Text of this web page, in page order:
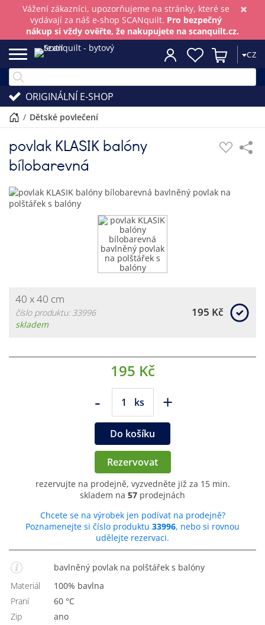
×
Vážení zákazníci, upozorňujeme na stránky, které se
vydávají za náš e-shop SCANquilt. Pro bezpečný
nákup si vždy ověřte, že nakupujete na scanquilt.cz.
CZ
ORIGINÁLNÍ E-SHOP
/ dětské povlečení
povlak KLASIK balóny
bílobarevná
40 x 40 cm
číslo produktu: 33996
skladem
195 Kč
195 Kč
- ks +
Do košíku
Rezervovat
rezervujte na prodejně, vyzvedněte již za 15 min.
skladem na 57 prodejnách
Chcete se na výrobek jen podívat na prodejně?
Poznamenejte si číslo produktu 33996, nebo si rovnou
udělejte rezervaci.
bavlněný povlak na polštářek s balóny
Materiál
100% bavlna
Praní
60 °C
Zip
Ano